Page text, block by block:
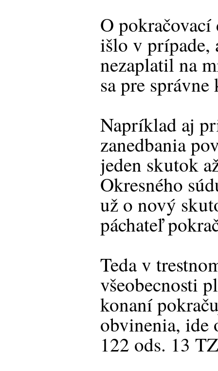
O
išlo v prípade,
nezaplatil na
sa pre správne
Napríklad aj
zanedbania
jeden skutok
Okresného
už o nový
páchateľ
Teda v
všeobecnosti
konaní
obvinenia, ide
122 ods. 13